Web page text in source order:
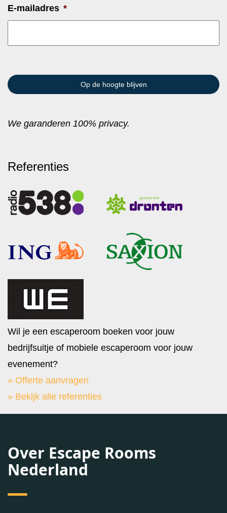
E-mailadres *
We garanderen 100% privacy.
Referenties
Wil je een escaperoom boeken voor jouw
bedrijfsuitje of mobiele escaperoom voor jouw
evenement?
» Offerte aanvragen
» Bekijk alle referenties
Over Escape Rooms
Nederland